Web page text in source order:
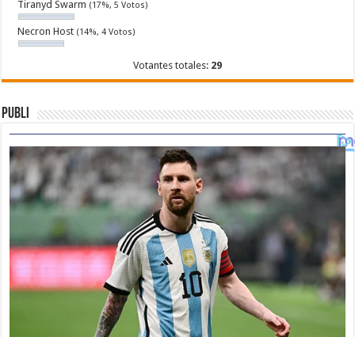
Tiranyd Swarm (17%, 5 Votos)
Necron Host (14%, 4 Votos)
Votantes totales: 29
Publi